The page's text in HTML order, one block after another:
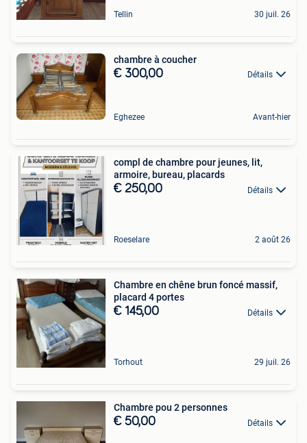
Tellin 30 juil. 26
chambre à coucher
€ 300,00 Détails
Eghezee Avant-hier
compl de chambre pour jeunes, lit,
armoire, bureau, placards
€ 250,00 Détails
Roeselare 2 août 26
Chambre en chêne brun foncé massif,
placard 4 portes
€ 145,00 Détails
Torhout 29 juil. 26
Chambre pou 2 personnes
€ 50,00 Détails